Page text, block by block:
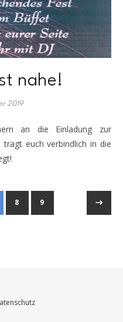
nahe!
2019
euch verbindlich in die
8 9